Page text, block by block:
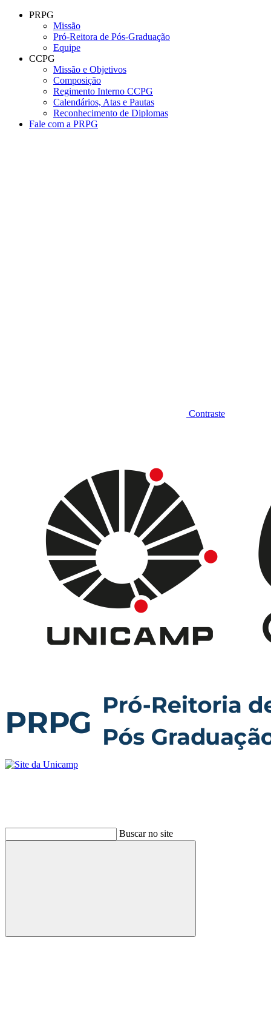
Conteúdo principal
PRPG
Missão
Pró-Reitora de Pós-Graduação
Equipe
CCPG
Missão e Objetivos
Composição
Regimento Interno CCPG
Calendários, Atas e Pautas
Reconhecimento de Diplomas
Fale com a PRPG
Contraste
Buscar no site
Buscar